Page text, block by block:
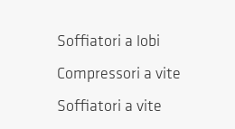
Soffiatori a lobi
Compressori a vite
Soffiatori a vite